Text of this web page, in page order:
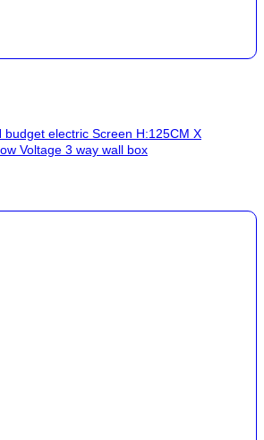
budget electric Screen H:125CM X
Voltage 3 way wall box